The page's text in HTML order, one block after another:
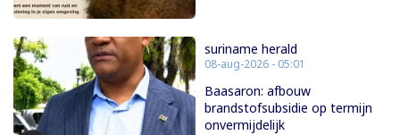
suriname herald
08-aug-2026 - 05:01
Baasaron: afbouw
brandstofsubsidie op termijn
onvermijdelijk